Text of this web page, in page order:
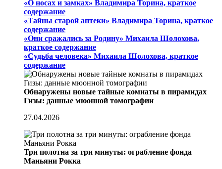
«О носах и замка́х» Владимира Торина, краткое
содержание
«Тайны старой аптеки» Владимира Торина, краткое
содержание
«Они сражались за Родину» Михаила Шолохова,
краткое содержание
«Судьба человека» Михаила Шолохова, краткое
содержание
Обнаружены новые тайные комнаты в пирамидах
Гизы: данные мюонной томографии
27.04.2026
Три полотна за три минуты: ограбление фонда
Маньяни Рокка